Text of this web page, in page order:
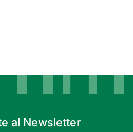
al Newsletter